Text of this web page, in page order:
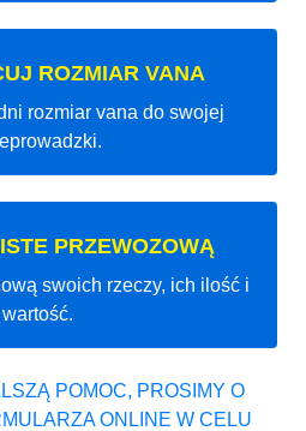
ROZMIAR VANA
rozmiar vana do swojej
PRZEWOZOWĄ
swoich rzeczy, ich ilość i
wartość.
POMOC, PROSIMY O
ONLINE W CELU